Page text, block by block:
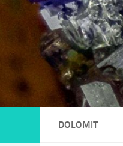
DOLOMIT